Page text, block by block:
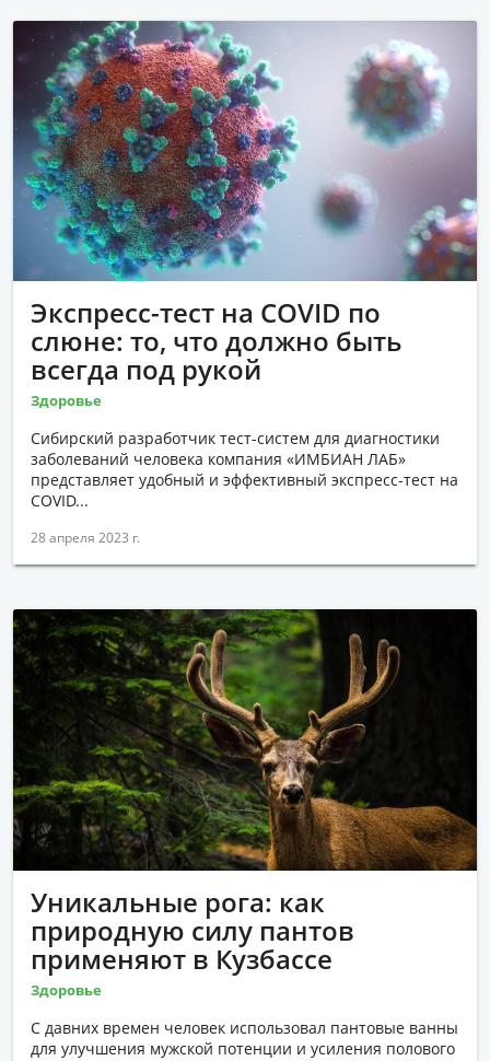
Экспресс-тест на COVID по
слюне: то, что должно быть
всегда под рукой
Здоровье
Сибирский разработчик тест-систем для диагностики
заболеваний человека компания «ИМБИАН ЛАБ»
представляет удобный и эффективный экспресс-тест на
COVID...
28 апреля 2023 г.
Уникальные рога: как
природную силу пантов
применяют в Кузбассе
Здоровье
С давних времен человек использовал пантовые ванны
для улучшения мужской потенции и усиления полового